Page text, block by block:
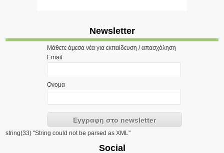
Newsletter
Μάθετε άμεσα νέα για εκπαίδευση / απασχόληση
Email
Ονομα
string(33) "String could not be parsed as XML"
Social